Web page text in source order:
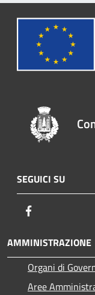
SEGUICI SU
AMMINISTRAZIONE
Organi di
Aree